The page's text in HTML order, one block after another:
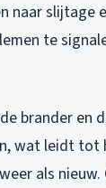
naar slijtage
te
brander en
wat leidt tot
als